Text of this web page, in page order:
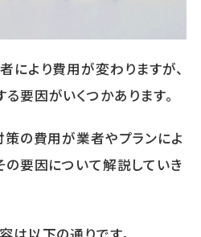
により費用が変わりますが、
要因がいくつかあります。
策の費用が業者やプランによ
の要因について解説していき